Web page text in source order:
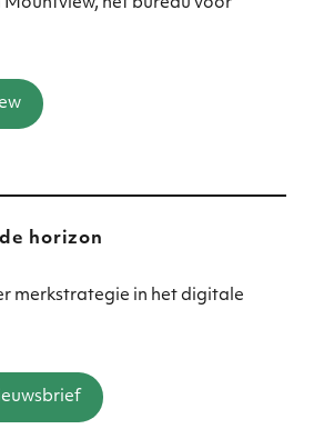
Mountview, het bureau voor
horizon
merkstrategie in het digitale